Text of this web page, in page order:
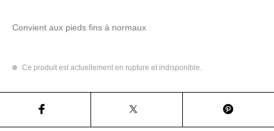
Convient aux pieds fins à normaux
Ce produit est actuellement en rupture et indisponible.